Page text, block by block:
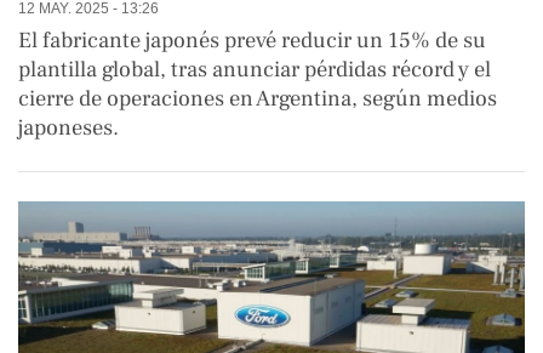
12 MAY. 2025 - 13:26
El fabricante japonés prevé reducir un 15% de su
plantilla global, tras anunciar pérdidas récord y el
cierre de operaciones en Argentina, según medios
japoneses.